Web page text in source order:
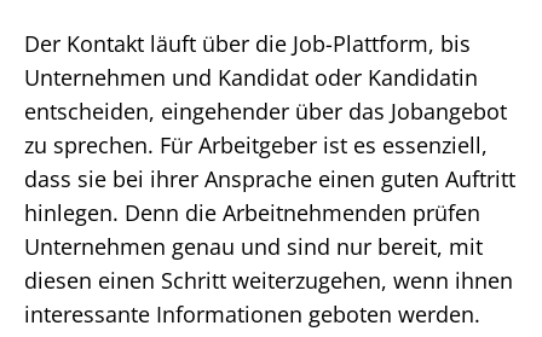
Der Kontakt läuft über die Job-Plattform, bis
Unternehmen und Kandidat oder Kandidatin
entscheiden, eingehender über das Jobangebot
zu sprechen. Für Arbeitgeber ist es essenziell,
dass sie bei ihrer Ansprache einen guten Auftritt
hinlegen. Denn die Arbeitnehmenden prüfen
Unternehmen genau und sind nur bereit, mit
diesen einen Schritt weiterzugehen, wenn ihnen
interessante Informationen geboten werden.